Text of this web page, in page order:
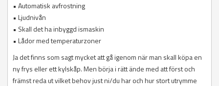
• Automatisk avfrostning
• Ljudnivån
• Skall det ha inbyggd ismaskin
• Lådor med temperaturzoner
Ja det finns som sagt mycket att gå igenom när man skall köpa en
ny frys eller ett kylskåp. Men börja i rätt ände med att först och
främst reda ut vilket behov just ni/du har och hur stort utrymme